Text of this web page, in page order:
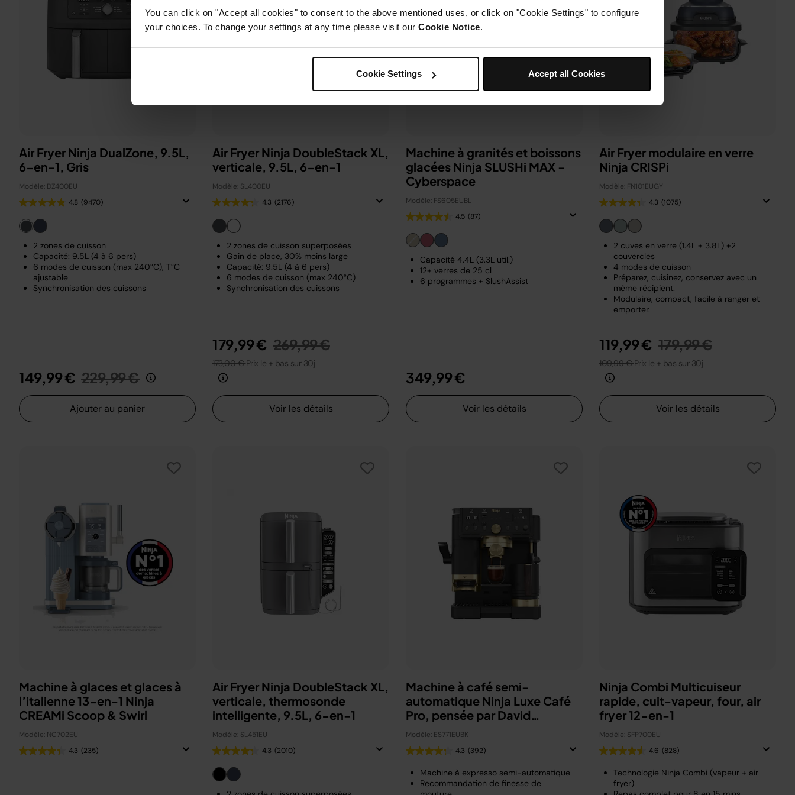
You can click on "Accept all cookies" to consent to the above mentioned uses, or click on "Cookie Settings" to configure
your choices. To change your settings at any time please visit our Cookie Notice.
Cookie Settings Accept all Cookies
Air Fryer Ninja DualZone, 9.5L,
6-en-1, Gris
Modèle: DZ400EU
4.8 (9470)
2 zones de cuisson
Capacité: 9.5L (4 à 6 pers)
6 modes de cuisson (max 240°C), T°C
ajustable
Synchronisation des cuissons
149,99 € Prix réduit de
229,99 €au
Ajouter au panier
Air Fryer Ninja DoubleStack XL,
verticale, 9.5L, 6-en-1
Modèle: SL400EU
4.3 (2176)
2 zones de cuisson superposées
Gain de place, 30% moins large
Capacité: 9.5L (4 à 6 pers)
6 modes de cuisson (max 240°C)
Synchronisation des cuissons
179,99 € Prix réduit de
269,99 €au
173,00 €Prix le + bas sur 30j
Voir les détails
Machine à granités et boissons
glacées Ninja SLUSHi MAX -
Cyberspace
Modèle: FS605EUBL
4.5 (87)
Capacité 4.4L (3.3L util.)
12+ verres de 25 cl
6 programmes + SlushAssist
349,99 €
Voir les détails
Air Fryer modulaire en verre
Ninja CRISPi
Modèle: FN101EUGY
4.3 (1075)
2 cuves en verre (1.4L + 3.8L) +2
couvercles
4 modes de cuisson
Préparez, cuisinez, conservez avec un
même récipient.
Modulaire, compact, facile à ranger et
emporter.
119,99 € Prix réduit de
179,99 €au
109,99 €Prix le + bas sur 30j
Voir les détails
Machine à glaces et glaces à
l’italienne 13-en-1 Ninja
CREAMi Scoop & Swirl
Modèle: NC702EU
4.3 (235)
Air Fryer Ninja DoubleStack XL,
verticale, thermosonde
intelligente, 9.5L, 6-en-1
Modèle: SL451EU
4.3 (2010)
Machine à café semi-
automatique Ninja Luxe Café
Pro, pensée par David
Beckham
Modèle: ES771EUBK
4.3 (392)
Machine à expresso semi-automatique
Recommandation de finesse de
Ninja Combi Multicuiseur
rapide, cuit-vapeur, four, air
fryer 12-en-1
Modèle: SFP700EU
4.6 (828)
Technologie Ninja Combi (vapeur + air
fryer)